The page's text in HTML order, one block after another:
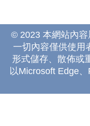
© 2023 本網站內容
一切內容僅供使用
形式儲存、散佈或
以Microsoft Edge